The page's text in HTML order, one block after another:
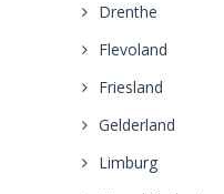
Drenthe
Flevoland
Friesland
Gelderland
Limburg